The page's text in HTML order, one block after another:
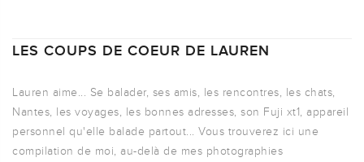
LES COUPS DE COEUR DE LAUREN
Lauren aime... Se balader, ses amis, les rencontres, les chats,
Nantes, les voyages, les bonnes adresses, son Fuji xt1, appareil
personnel qu'elle balade partout... Vous trouverez ici une
compilation de moi, au-delà de mes photographies